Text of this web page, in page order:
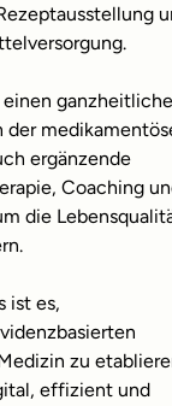
der
ergänzende
Coaching
die
ist es,
zu
effizient und